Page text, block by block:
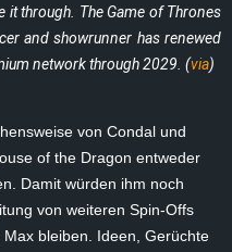
it through. The Game of Thrones
and showrunner has renewed
network through 2029. (via)
von Condal und
of the Dragon entweder
Damit würden ihm noch
von weiteren Spin-Offs
bleiben. Ideen, Gerüchte